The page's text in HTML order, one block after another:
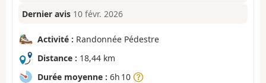
Dernier avis 10 févr. 2026
Activité : Randonnée Pédestre
Distance : 18,44 km
Durée moyenne : 6h 10